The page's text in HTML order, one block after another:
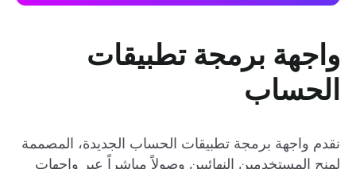
واجهة برمجة تطبيقات
الحساب
نقدم واجهة برمجة تطبيقات الحساب الجديدة، المصممة
لمنح المستخدمين النهائيين وصولاً مباشراً عبر واجهات